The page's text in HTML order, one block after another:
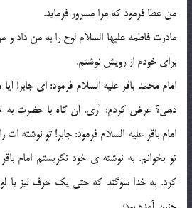
من عطا فرمود که مرا مسرور فرمايد.
مادرت فاطمه عليها السلام لوح را به من داد
براي خودم از رويش نوشتم.
امام محمد باقر عليه السلام فرمود: اي جابر!
دهي؟ عرض کردم: آري. آن گاه با حضرت به
امام باقر عليه السلام فرمود: جابر! تو نوشته
تو بخوانم. به نوشته ي خود نگريستم امام
کرد. به خدا سوگند که حتي يک حرف نيز با